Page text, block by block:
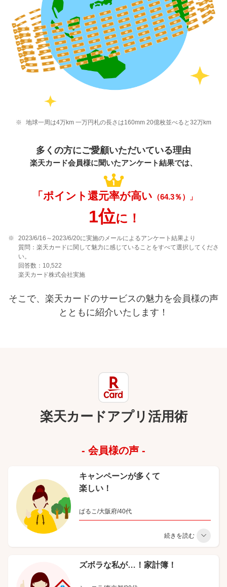
地球一周は4万km 一万円札の長さは160mm 20億枚並べると32万km
多くの方にご愛顧いただいている理由
楽天カード会員様に聞いたアンケート結果では、
「ポイント還元率が高い （64.3％） 」
1位に！
2023/6/16～2023/6/20に実施のメールによるアンケート結果より
質問：楽天カードに関して魅力に感じていることをすべて選択してくださ
い。
回答数：10,522
楽天カード株式会社実施
そこで、楽天カードのサービスの魅力を会員様の声
とともに紹介いたします！
楽天カードアプリ活用術
- 会員様の声 -
キャンペーンが多くて
楽しい！
ぱるこ/大阪府/40代
ズボラな私が…！家計簿！